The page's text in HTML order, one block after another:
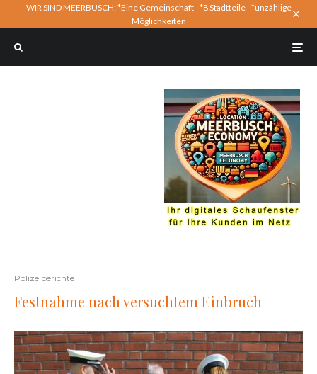
WIR SIND MEERBUSCH: *Eine Gemeinschaft - *8 Stadtteile - *unzählige
Möglichkeiten
Polizeiberichte
Festnahme nach versuchtem Einbruch